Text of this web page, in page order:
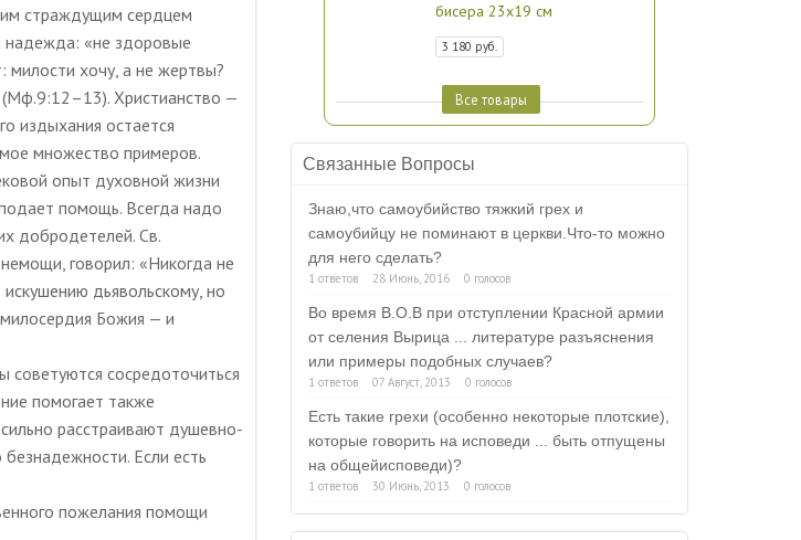
страждущим сердцем
надежда: «не здоровые
милости хочу, а не жертвы?
(Мф.9:12–13). Христианство —
издыхания остается
множество примеров.
опыт духовной жизни
помощь. Всегда надо
добродетелей. Св.
говорил: «Никогда не
дьявольскому, но
Божия — и
советуются сосредоточиться
помогает также
расстраивают душевно-
Если есть
пожелания помощи
бисера 23х19 см
3 180 руб.
Все товары
Связанные Вопросы
Знаю,что самоубийство тяжкий грех и
самоубийцу не поминают в церкви.Что-то можно
для него сделать?
1 ответов 28 Июнь, 2016 0 голосов
Во время В.О.В при отступлении Красной армии
от селения Вырица ... литературе разъяснения
или примеры подобных случаев?
1 ответов 07 Август, 2013 0 голосов
Есть такие грехи (особенно некоторые плотские),
которые говорить на исповеди ... быть отпущены
на общейисповеди)?
1 ответов 30 Июнь, 2013 0 голосов